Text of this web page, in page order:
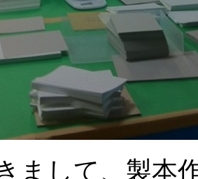
まして、製